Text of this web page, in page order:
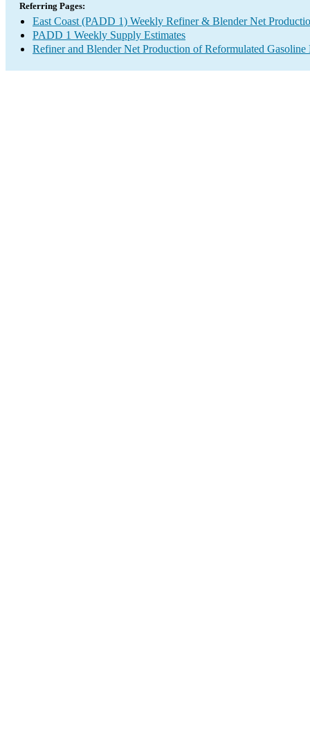
Referring Pages:
East Coast (PADD 1) Weekly Refiner & Blender Net
PADD 1 Weekly Supply Estimates
Refiner and Blender Net Production of Reformulated